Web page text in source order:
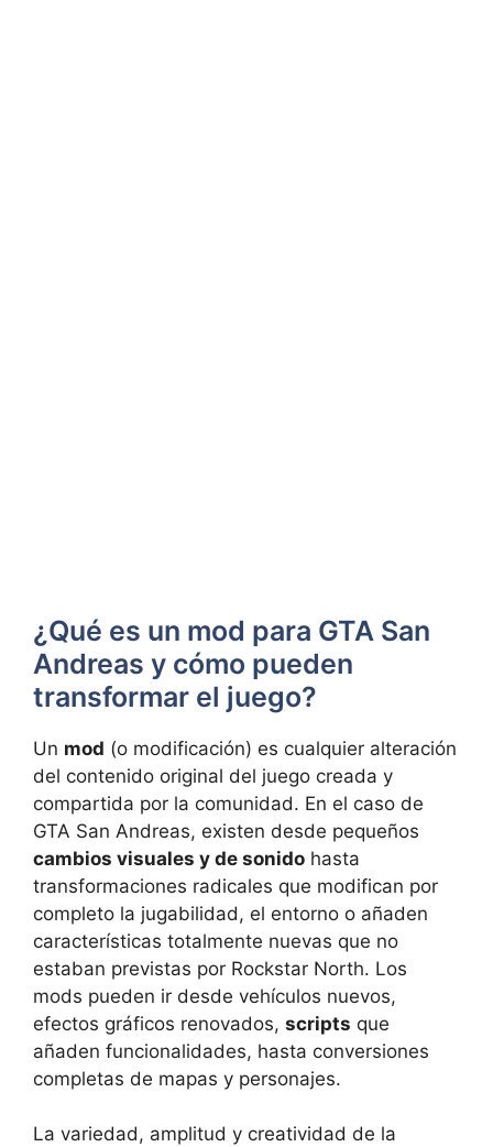
¿Qué es un mod para GTA San
Andreas y cómo pueden
transformar el juego?
Un mod (o modificación) es cualquier alteración
del contenido original del juego creada y
compartida por la comunidad. En el caso de
GTA San Andreas, existen desde pequeños
cambios visuales y de sonido hasta
transformaciones radicales que modifican por
completo la jugabilidad, el entorno o añaden
características totalmente nuevas que no
estaban previstas por Rockstar North. Los
mods pueden ir desde vehículos nuevos,
efectos gráficos renovados, scripts que
añaden funcionalidades, hasta conversiones
completas de mapas y personajes.
La variedad, amplitud y creatividad de la